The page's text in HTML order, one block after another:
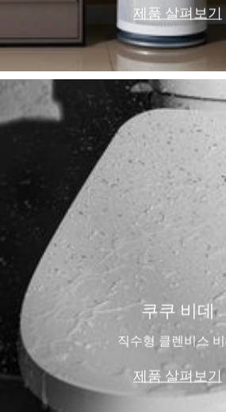
제품 살펴보기
쿠쿠 비데
직수형 클렌비스
제품 살펴보기